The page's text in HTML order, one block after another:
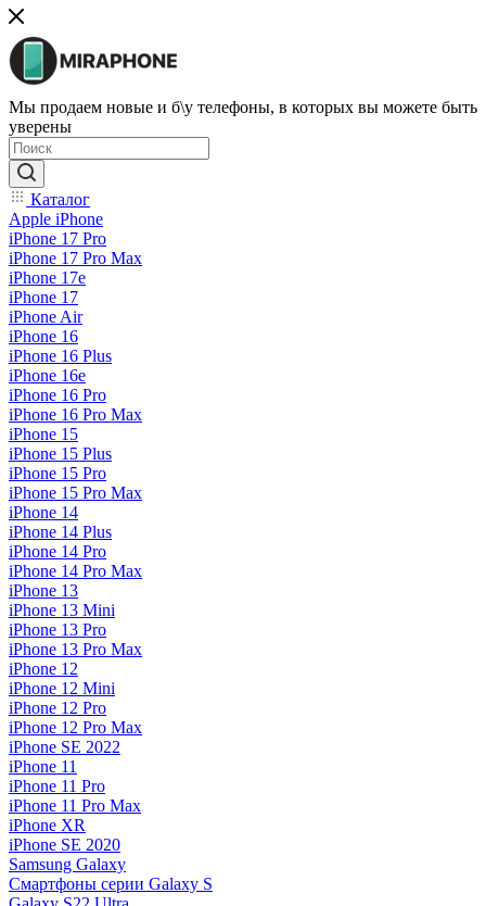
Мы продаем новые и б\у телефоны, в которых вы можете быть
уверены
Каталог
Apple iPhone
iPhone 17 Pro
iPhone 17 Pro Max
iPhone 17e
iPhone 17
iPhone Air
iPhone 16
iPhone 16 Plus
iPhone 16e
iPhone 16 Pro
iPhone 16 Pro Max
iPhone 15
iPhone 15 Plus
iPhone 15 Pro
iPhone 15 Pro Max
iPhone 14
iPhone 14 Plus
iPhone 14 Pro
iPhone 14 Pro Max
iPhone 13
iPhone 13 Mini
iPhone 13 Pro
iPhone 13 Pro Max
iPhone 12
iPhone 12 Mini
iPhone 12 Pro
iPhone 12 Pro Max
iPhone SE 2022
iPhone 11
iPhone 11 Pro
iPhone 11 Pro Max
iPhone XR
iPhone SE 2020
Samsung Galaxy
Смартфоны серии Galaxy S